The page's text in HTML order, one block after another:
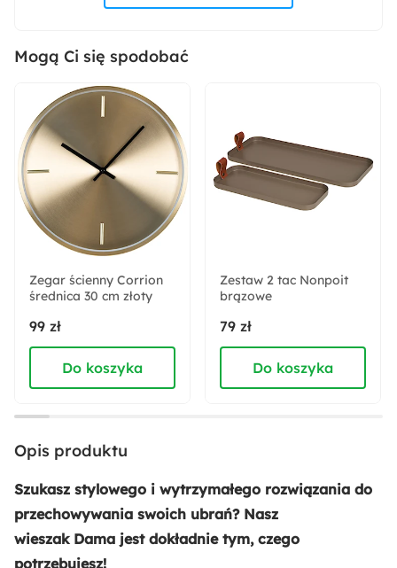
Szerokość:
Liczba sztuk w zestawie:
1
Styl:
Nowoczesny
Pomieszczenie:
Przedpokój
Sposób montażu:
Wiszący
Wysokość:
10.2 cm
Rodzaj:
Wiszący
Mogą Ci się spodobać
Zegar ścienny Corrion
średnica 30 cm złoty
99 zł
Do koszyka
Zestaw 2 tac Nonpoit
brązowe
79 zł
Do koszyka
Opis produktu
Szukasz stylowego i wytrzymałego rozwiązania do
przechowywania swoich ubrań? Nasz
wieszak Dama jest dokładnie tym, czego
potrzebujesz!